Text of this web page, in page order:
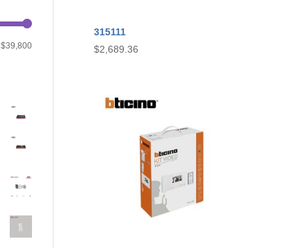
315111
$2,689.36
Precio
Precio
$39,800